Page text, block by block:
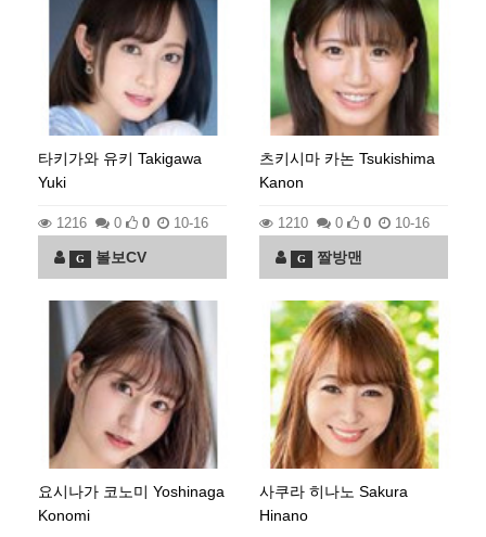
타키가와 유키 Takigawa
Yuki
1216 0 0 10-16
G 볼보CV
츠키시마 카논 Tsukishima
Kanon
1210 0 0 10-16
G 짤방맨
요시나가 코노미 Yoshinaga
Konomi
사쿠라 히나노 Sakura
Hinano